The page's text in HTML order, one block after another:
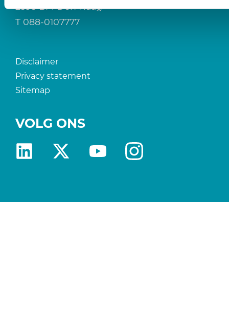
2595 BM Den Haag
T 088-0107777
Disclaimer
Privacy statement
Sitemap
VOLG ONS